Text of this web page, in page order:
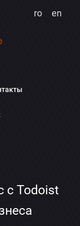
ro en
с Todoist